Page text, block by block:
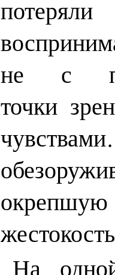
не с
точки
На